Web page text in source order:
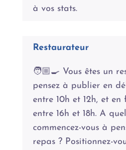
à vos stats.
Restaurateur
🧑🏼‍🍳 Vous êtes un
pensez à publier en
entre 10h et 12h, et en
entre 16h et 18h. A
commencez-vous à
repas ? Positionnez-